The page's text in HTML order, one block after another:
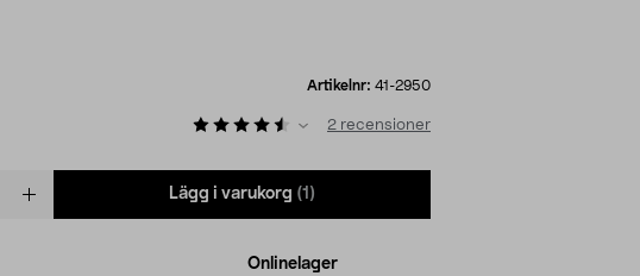
Artikelnr: 41-2950
2 recensioner
Lägg i varukorg (1)
Onlinelager